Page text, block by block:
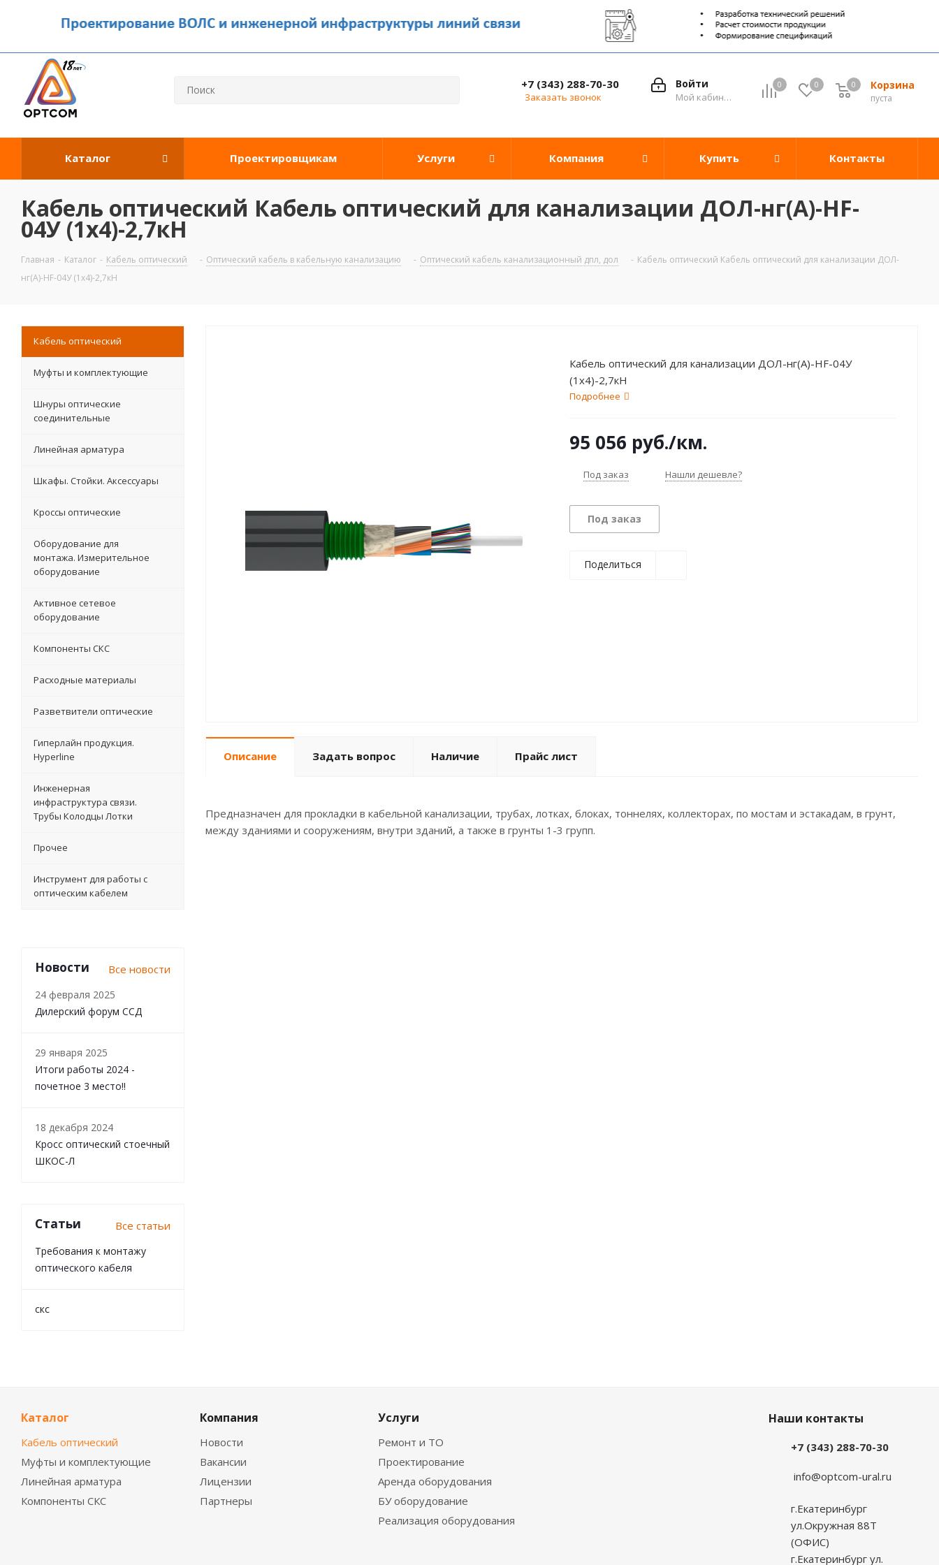
0 0 Корзина
0
пуста
0
Войти
Мой кабинет
+7 (343) 288-70-30
Заказать звонок
Каталог Проектировщикам Услуги Компания Купить Контакты
Кабель оптический Кабель оптический для канализации ДОЛ-нг(А)-HF-
04У (1х4)-2,7кН
Главная - Каталог - Кабель оптический - Оптический кабель в кабельную канализацию - Оптический кабель канализационный дпл, дол - Кабель оптический Кабель оптический для канализации ДОЛ-
нг(А)-HF-04У (1х4)-2,7кН
Кабель оптический для канализации ДОЛ-нг(А)-HF-04У
(1х4)-2,7кН
Подробнее
95 056 руб./км.
Под заказ Нашли дешевле?
Под заказ
Поделиться
Описание Задать вопрос Наличие Прайс лист
Предназначен для прокладки в кабельной канализации, трубах, лотках, блоках, тоннелях, коллекторах, по мостам и эстакадам, в грунт,
между зданиями и сооружениям, внутри зданий, а также в грунты 1-3 групп.
Кабель оптический
Муфты и комплектующие
Шнуры оптические
соединительные
Линейная арматура
Шкафы. Стойки. Аксесcуары
Кроссы оптические
Оборудование для
монтажа. Измерительное
оборудование
Активное сетевое
оборудование
Компоненты СКС
Расходные материалы
Разветвители оптические
Гиперлайн продукция.
Hyperline
Инженерная
инфраструктура связи.
Трубы Колодцы Лотки
Прочее
Инструмент для работы с
оптическим кабелем
Новости Все новости
24 февраля 2025
Дилерский форум ССД
29 января 2025
Итоги работы 2024 -
почетное 3 место!!
18 декабря 2024
Кросс оптический стоечный
ШКОС-Л
Статьи Все статьи
Требования к монтажу
оптического кабеля
скс
Каталог
Кабель оптический
Муфты и комплектующие
Линейная арматура
Компоненты СКС
Компания
Новости
Вакансии
Лицензии
Партнеры
Услуги
Ремонт и ТО
Проектирование
Аренда оборудования
БУ оборудование
Реализация оборудования
Наши контакты
+7 (343) 288-70-30
info@optcom-ural.ru
г.Екатеринбург
ул.Окружная 88Т
(ОФИС)
г.Екатеринбург ул.